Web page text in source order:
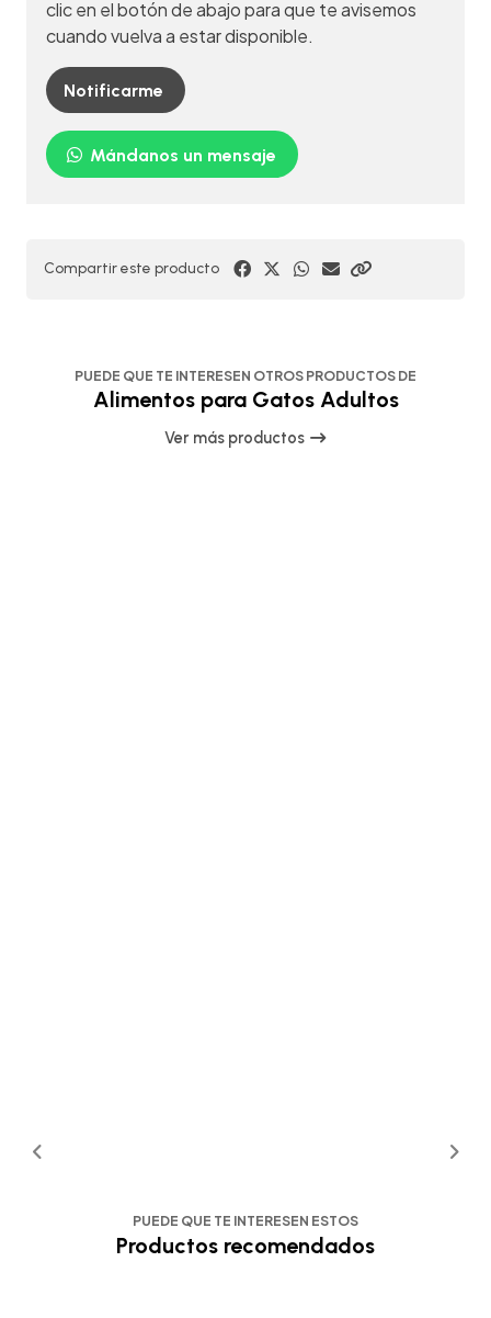
clic en el botón de abajo para que te avisemos
cuando vuelva a estar disponible.
Notificarme
Mándanos un mensaje
Compartir este producto
PUEDE QUE TE INTERESEN OTROS PRODUCTOS DE
Alimentos para Gatos Adultos
Ver más productos
PUEDE QUE TE INTERESEN ESTOS
Productos recomendados